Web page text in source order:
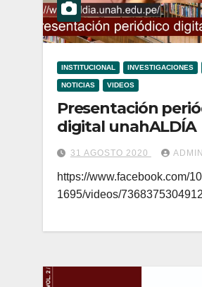
INSTITUCIONAL INVESTIGACIONES
NOTICIAS VIDEOS
Presentación
digital unahALDÍA
31 AGOSTO 2020
https://www.facebook.com/
1695/videos/